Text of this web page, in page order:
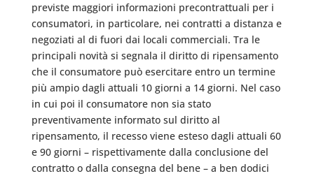
previste maggiori informazioni precontrattuali per i
consumatori, in particolare, nei contratti a distanza e
negoziati al di fuori dai locali commerciali. Tra le
principali novità si segnala il diritto di ripensamento
che il consumatore può esercitare entro un termine
più ampio dagli attuali 10 giorni a 14 giorni. Nel caso
in cui poi il consumatore non sia stato
preventivamente informato sul diritto al
ripensamento, il recesso viene esteso dagli attuali 60
e 90 giorni – rispettivamente dalla conclusione del
contratto o dalla consegna del bene – a ben dodici